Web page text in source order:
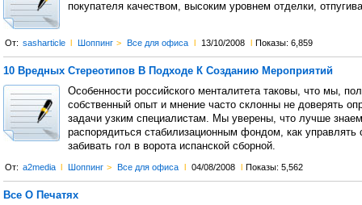
покупателя качеством, высоким уровнем отделки,
От: sasharticle l Шоппинг > Все для офиса l 13/10/2008 l Показы: 6,859
10 Вредных Стереотипов В Подходе К Созданию Мероприятий
Особенности российского менталитета таковы, что мы,
собственный опыт и мнение часто склонны не доверять
задачи узким специалистам. Мы уверены, что лучше
распорядиться стабилизационным фондом, как управлять
забивать гол в ворота испанской сборной.
От: a2media l Шоппинг > Все для офиса l 04/08/2008 l Показы: 5,562
Все О Печатях